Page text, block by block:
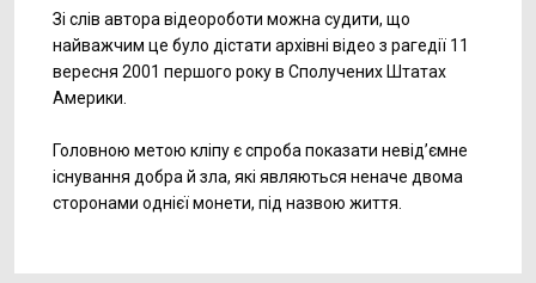
Зі слів автора відеороботи можна судити, що
найважчим це було дістати архівні відео з рагедії 11
вересня 2001 першого року в Сполучених Штатах
Америки.
Головною метою кліпу є спроба показати невід’ємне
існування добра й зла, які являються неначе двома
сторонами однієї монети, під назвою життя.